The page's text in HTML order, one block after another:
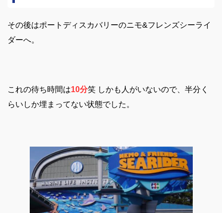
その後はポートディスカバリーのニモ&フレンズシーライ
ダーへ。
これの待ち時間は10分笑 しかも人がいないので、半分く
らいしか埋まってない状態でした。